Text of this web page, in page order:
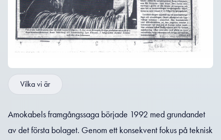
Vilka vi är
Amokabels framgångssaga började 1992 med grundandet
av det första bolaget. Genom ett konsekvent fokus på teknisk